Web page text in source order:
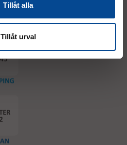
Tillåt alla
Tillåt urval